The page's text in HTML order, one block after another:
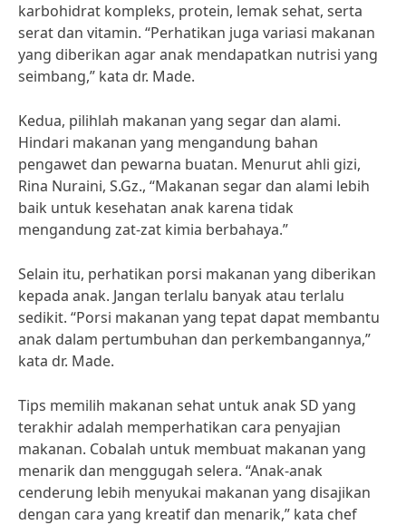
karbohidrat kompleks, protein, lemak sehat, serta
serat dan vitamin. “Perhatikan juga variasi makanan
yang diberikan agar anak mendapatkan nutrisi yang
seimbang,” kata dr. Made.
Kedua, pilihlah makanan yang segar dan alami.
Hindari makanan yang mengandung bahan
pengawet dan pewarna buatan. Menurut ahli gizi,
Rina Nuraini, S.Gz., “Makanan segar dan alami lebih
baik untuk kesehatan anak karena tidak
mengandung zat-zat kimia berbahaya.”
Selain itu, perhatikan porsi makanan yang diberikan
kepada anak. Jangan terlalu banyak atau terlalu
sedikit. “Porsi makanan yang tepat dapat membantu
anak dalam pertumbuhan dan perkembangannya,”
kata dr. Made.
Tips memilih makanan sehat untuk anak SD yang
terakhir adalah memperhatikan cara penyajian
makanan. Cobalah untuk membuat makanan yang
menarik dan menggugah selera. “Anak-anak
cenderung lebih menyukai makanan yang disajikan
dengan cara yang kreatif dan menarik,” kata chef